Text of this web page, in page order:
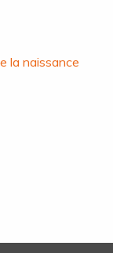
la naissance